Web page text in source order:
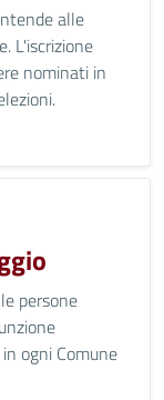
alle
L'iscrizione
nominati in
persone
ogni Comune